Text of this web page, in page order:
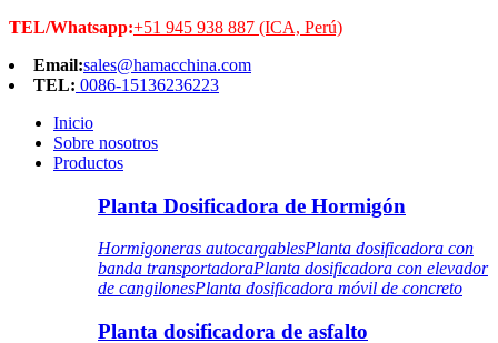
TEL/Whatsapp:+51 945 938 887 (ICA, Perú)
Email:sales@hamacchina.com
TEL: 0086-15136236223
Inicio
Sobre nosotros
Productos
Planta Dosificadora de Hormigón
Hormigoneras autocargablesPlanta dosificadora con
banda transportadoraPlanta dosificadora con elevador
de cangilonesPlanta dosificadora móvil de concreto
Planta dosificadora de asfalto